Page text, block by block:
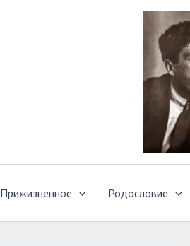
Прижизненное Родословие